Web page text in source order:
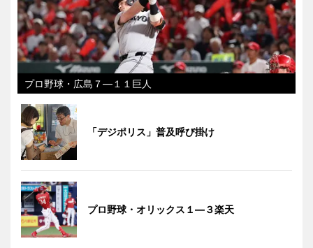
プロ野球・広島７―１１巨人
「デジポリス」普及呼び掛け
プロ野球・オリックス１―３楽天